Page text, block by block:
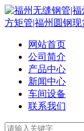
网站首页
公司简介
产品中心
新闻中心
车间设备
联系我们